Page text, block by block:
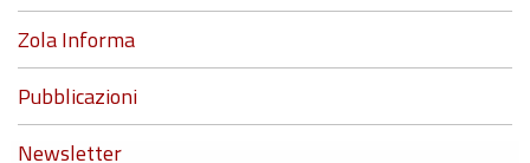
Zola Informa
Pubblicazioni
Newsletter